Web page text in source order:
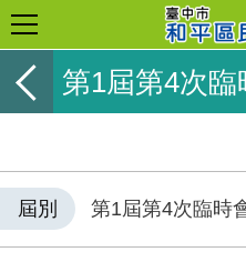
第1屆第4次臨
屆別 第1屆第4次臨時